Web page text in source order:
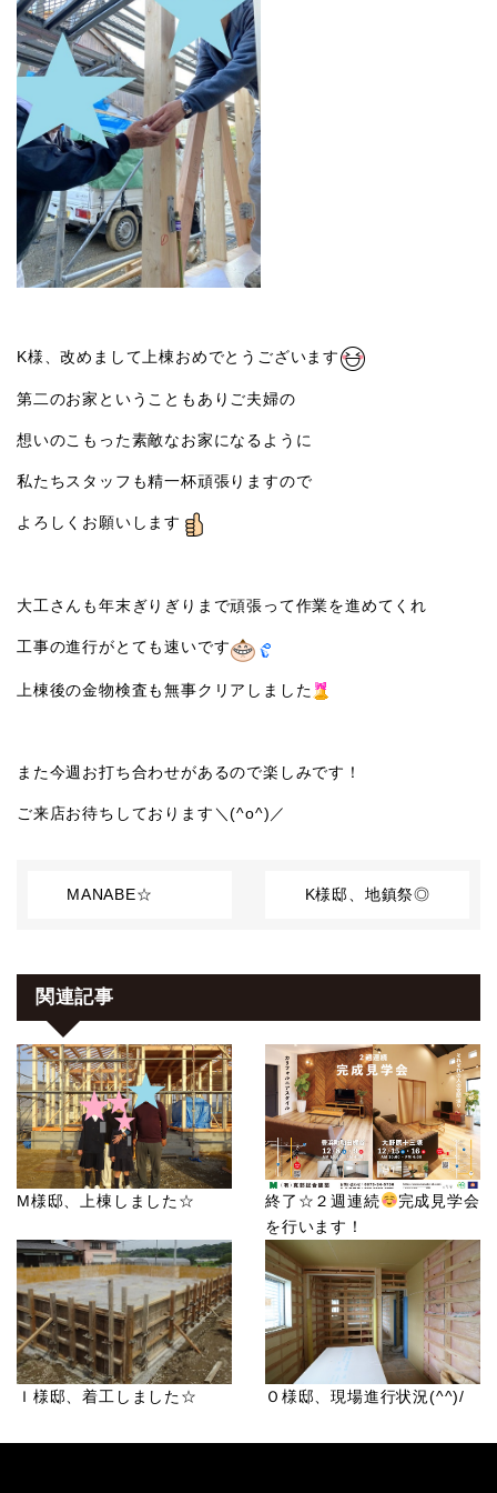
K様、改めまして上棟おめでとうございます
第二のお家ということもありご夫婦の
想いのこもった素敵なお家になるように
私たちスタッフも精一杯頑張りますので
よろしくお願いします
大工さんも年末ぎりぎりまで頑張って作業を進めてくれ
工事の進行がとても速いです
上棟後の金物検査も無事クリアしました
また今週お打ち合わせがあるので楽しみです！
ご来店お待ちしております＼(^o^)／
MANABE☆ K様邸、地鎮祭◎
関連記事
M様邸、上棟しました☆ 終了☆２週連続
完成見学会
を行います！
Ｉ様邸、着工しました☆ Ｏ様邸、現場進行状況(^^)/